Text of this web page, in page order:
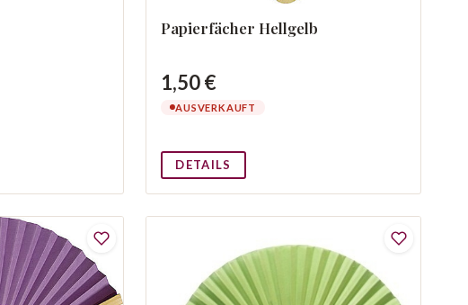
Papierfächer Hellgelb
1,50 €
AUSVERKAUFT
DETAILS